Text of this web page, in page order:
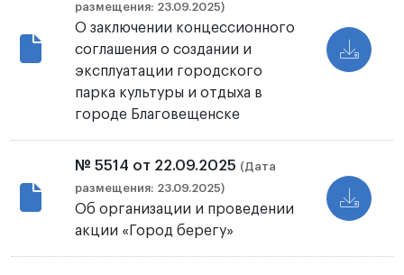
размещения: 23.09.2025)
О заключении концессионного
соглашения о создании и
эксплуатации городского
парка культуры и отдыха в
городе Благовещенске
№ 5514 от 22.09.2025 (Дата
размещения: 23.09.2025)
Об организации и проведении
акции «Город берегу»